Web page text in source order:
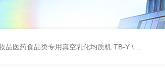
品医药食品类专用真空乳化均质机 TB-Y \TB-SSID全自动圆瓶罐贴标机